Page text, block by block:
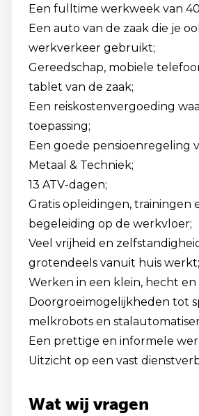
Een fulltime werkweek van
Een auto van de zaak die je
werkverkeer gebruikt;
Gereedschap, mobiele
tablet van de zaak;
Een reiskostenvergoeding
toepassing;
Een goede pensioenregeling
Metaal & Techniek;
13 ATV-dagen;
Gratis opleidingen, trainingen
begeleiding op de werkvloer;
Veel vrijheid en
grotendeels vanuit huis werkt;
Werken in een klein, hecht en
Doorgroeimogelijkheden tot
melkrobots en
Een prettige en informele
Uitzicht op een vast
Wat wij vragen